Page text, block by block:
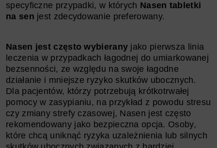
specyficzne przypadki, w których Nasen tabletki
na sen jest zdecydowanie preferowany.
Nasen jest często wybierany jako pierwsza linia
leczenia w przypadkach łagodnej do umiarkowanej
bezsenności, ze względu na swoje łagodne
działanie i mniejsze ryzyko skutków ubocznych.
Dla pacjentów, którzy potrzebują krótkotrwałej
pomocy w zasypianiu, na przykład z powodu stresu
czy zmiany strefy czasowej, Nasen jest często
rekomendowany jako bezpieczna opcja. Osoby,
które chcą uniknąć ryzyka uzależnienia lub silnych